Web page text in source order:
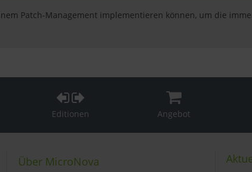
Patch-Management implementieren können, um die
Editionen Angebot
Über MicroNova